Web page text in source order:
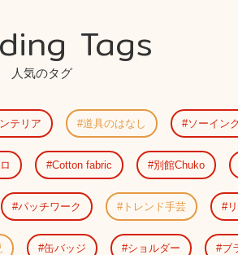
Tags
人気のタグ
テリア 道具のはなし ソーイン
Cotton fabric 別館Chuko
パッチワーク トレンド手芸
缶バッジ ショルダー ブ